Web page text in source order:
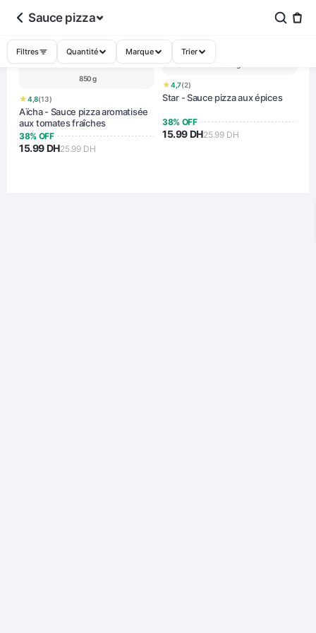
Sauce pizza
Filtres Quantité Marque Trier
850 g
★4,8(13)
Aïcha - Sauce pizza aromatisée
aux tomates fraîches
38% OFF
15.99 DH25.99 DH
★4,7(2)
Star - Sauce pizza aux épices
38% OFF
15.99 DH25.99 DH